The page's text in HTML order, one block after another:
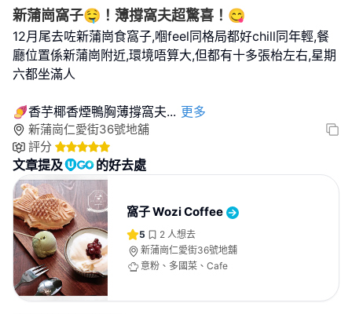
新蒲崗窩子🤤！薄撐窩夫超驚喜！😋
12月尾去咗新蒲崗食窩子,嗰feel同格局都好chill同年輕,餐
廳位置係新蒲崗附近,環境唔算大,但都有十多張枱左右,星期
六都坐滿人
🍠香芋椰香煙鴨胸薄撐窩夫... 更多
新蒲崗仁愛街36號地舖
評分
文章提及 的好去處
窩子 Wozi Coffee
5 2 人想去
新蒲崗仁愛街36號地舖
意粉、多國菜、Cafe